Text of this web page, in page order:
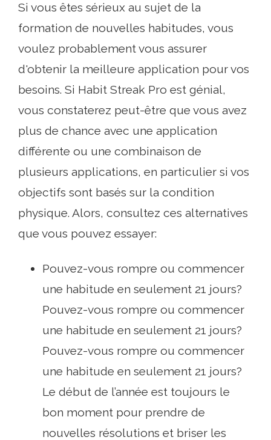
Si vous êtes sérieux au sujet de la
formation de nouvelles habitudes, vous
voulez probablement vous assurer
d'obtenir la meilleure application pour vos
besoins. Si Habit Streak Pro est génial,
vous constaterez peut-être que vous avez
plus de chance avec une application
différente ou une combinaison de
plusieurs applications, en particulier si vos
objectifs sont basés sur la condition
physique. Alors, consultez ces alternatives
que vous pouvez essayer:
Pouvez-vous rompre ou commencer
une habitude en seulement 21 jours?
Pouvez-vous rompre ou commencer
une habitude en seulement 21 jours?
Pouvez-vous rompre ou commencer
une habitude en seulement 21 jours?
Le début de l’année est toujours le
bon moment pour prendre de
nouvelles résolutions et briser les